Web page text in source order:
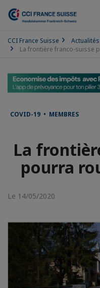
CCI France Suisse
Actualités
La frontière franco-suisse
COVID-19 • MEMBRES
La
pourra
Le 14/05/2020